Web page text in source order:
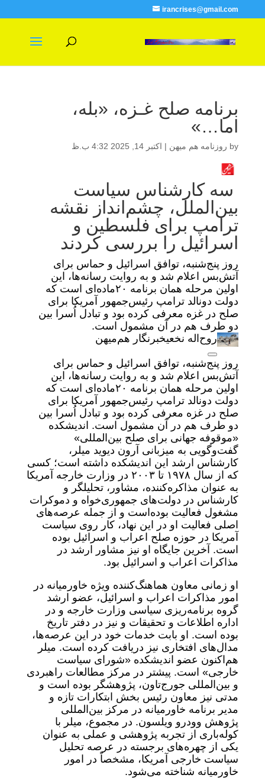
irancrises@gmail.com
برنامه صلح غـزه، «بله،
اما…»
by روزنامه هم میهن | اکتبر 14, 2025 4:32 ب.ظ
سه کارشناس سیاست
بین‏‌الملل، چشم‌‏انداز نقشه
ترامپ برای فلسطین و
اسرائیل را بررسی کردند
روز پنج‌شنبه، توافق اسرائیل و حماس برای
آتش‌بس اعلام شد و به روایت رسانه‌ها، این
اولین مرحله همان برنامه ۲۰‌ماده‌ای است که
دولت دونالد ترامپ رئیس‌جمهور آمریکا برای
صلح در غزه معرفی کرده بود و تبادل اُسرا بین
دو طرف هم در آن مشمول است.
روح‌‏اله نخعیخبرنگار هم‌میهن
روز پنج‌شنبه، توافق اسرائیل و حماس برای
آتش‌بس اعلام شد و به روایت رسانه‌ها، این
اولین مرحله همان برنامه ۲۰‌ماده‌ای است که
دولت دونالد ترامپ رئیس‌جمهور آمریکا برای
صلح در غزه معرفی کرده بود و تبادل اُسرا بین
دو طرف هم در آن مشمول است. اندیشکده
«موقوفه جهانی برای صلح بین‌المللی»
گفت‌وگویی به میزبانی آرون دیوید میلر،
کارشناس ارشد این اندیشکده داشته است؛ کسی
که از سال ۱۹۷۸ تا ۲۰۰۳ در وزارت خارجه آمریکا
به عنوان مذاکره‌کننده، مشاور، تحلیلگر و
کارشناس در دولت‌های جمهوری‌خواه و دموکرات
مشغول فعالیت بوده‌است و از جمله عرصه‌های
اصلی فعالیت او در این نهاد، کار روی سیاست
آمریکا در حوزه صلح اعراب و اسرائیل بوده
است. آخرین جایگاه او نیز مشاور ارشد در
مذاکرات اعراب و اسرائیل بود.
او زمانی معاون هماهنگ‌کننده ویژه خاورمیانه در
امور مذاکرات اعراب و اسرائیل، عضو ارشد
گروه برنامه‌ریزی سیاسی وزارت خارجه و در
اداره اطلاعات و تحقیقات و نیز در دفتر تاریخ
بوده است. او بابت خدمات خود در این عرصه‌ها،
مدال‌های افتخاری نیز دریافت کرده است. میلر
هم‌اکنون عضو اندیشکده «شورای سیاست
خارجی» است. پیشتر در مرکز مطالعات راهبردی
و بین‌المللی جورج‌تاون، پژوهشگر بوده است و
مدتی نیز معاون رئیس بخش ابتکارات تازه و
مدیر برنامه خاورمیانه در مرکز بین‌المللی
پژوهش وودرو ویلسون. در مجموع، میلر با
کوله‌باری از تجربه پژوهشی و عملی به عنوان
یکی از چهره‌های برجسته در عرصه تحلیل
سیاست خارجی آمریکا، مشخصاً در امور
خاورمیانه شناخته می‌شود.